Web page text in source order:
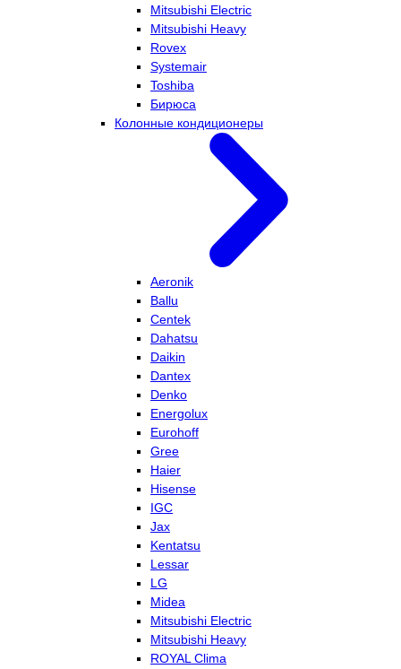
Mitsubishi Electric
Mitsubishi Heavy
Rovex
Systemair
Toshiba
Бирюса
Колонные кондиционеры
Aeronik
Ballu
Centek
Dahatsu
Daikin
Dantex
Denko
Energolux
Eurohoff
Gree
Haier
Hisense
IGC
Jax
Kentatsu
Lessar
LG
Midea
Mitsubishi Electric
Mitsubishi Heavy
ROYAL Clima